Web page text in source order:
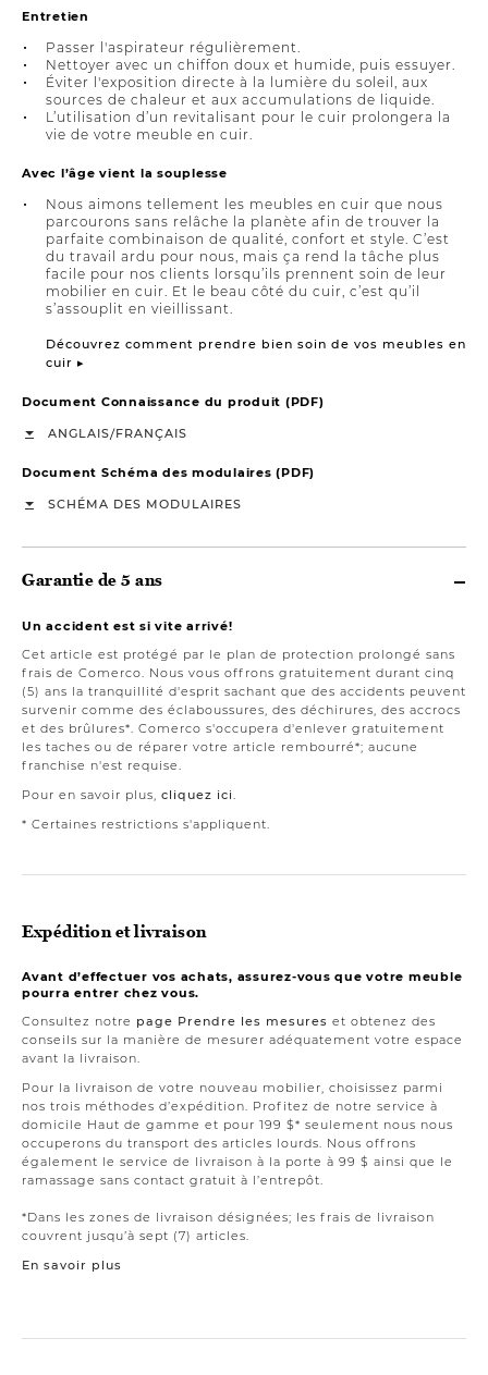
Entretien
Passer l'aspirateur régulièrement.
Nettoyer avec un chiffon doux et humide, puis essuyer.
Éviter l'exposition directe à la lumière du soleil, aux
sources de chaleur et aux accumulations de liquide.
L’utilisation d’un revitalisant pour le cuir prolongera la
vie de votre meuble en cuir.
Avec l’âge vient la souplesse
Nous aimons tellement les meubles en cuir que nous
parcourons sans relâche la planète afin de trouver la
parfaite combinaison de qualité, confort et style. C’est
du travail ardu pour nous, mais ça rend la tâche plus
facile pour nos clients lorsqu’ils prennent soin de leur
mobilier en cuir. Et le beau côté du cuir, c’est qu’il
s’assouplit en vieillissant.
Découvrez comment prendre bien soin de vos meubles en
cuir ▸
Document Connaissance du produit (PDF)
ANGLAIS/FRANÇAIS
Document Schéma des modulaires (PDF)
SCHÉMA DES MODULAIRES
Garantie de 5 ans
Un accident est si vite arrivé!
Cet article est protégé par le plan de protection prolongé sans
frais de Comerco. Nous vous offrons gratuitement durant cinq
(5) ans la tranquillité d'esprit sachant que des accidents peuvent
survenir comme des éclaboussures, des déchirures, des accrocs
et des brûlures*. Comerco s'occupera d'enlever gratuitement
les taches ou de réparer votre article rembourré*; aucune
franchise n'est requise.
Pour en savoir plus, cliquez ici.
* Certaines restrictions s'appliquent.
Expédition et livraison
Avant d’effectuer vos achats, assurez-vous que votre meuble
pourra entrer chez vous.
Consultez notre page Prendre les mesures et obtenez des
conseils sur la manière de mesurer adéquatement votre espace
avant la livraison.
Pour la livraison de votre nouveau mobilier, choisissez parmi
nos trois méthodes d’expédition. Profitez de notre service à
domicile Haut de gamme et pour 199 $* seulement nous nous
occuperons du transport des articles lourds. Nous offrons
également le service de livraison à la porte à 99 $ ainsi que le
ramassage sans contact gratuit à l’entrepôt.
*Dans les zones de livraison désignées; les frais de livraison
couvrent jusqu’à sept (7) articles.
En savoir plus